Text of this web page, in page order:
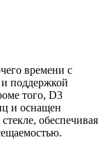
времени с
поддержкой
того, D3
и оснащен
обеспечивая